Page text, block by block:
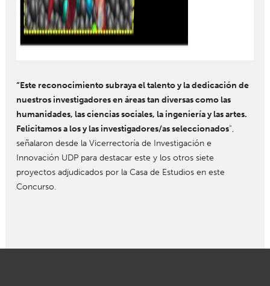
“Este reconocimiento subraya el talento y la dedicación de
nuestros investigadores en áreas tan diversas como las
humanidades, las ciencias sociales, la ingeniería y las artes.
Felicitamos a los y las investigadores/as seleccionados”,
señalaron desde la Vicerrectoría de Investigación e
Innovación UDP para destacar este y los otros siete
proyectos adjudicados por la Casa de Estudios en este
Concurso.